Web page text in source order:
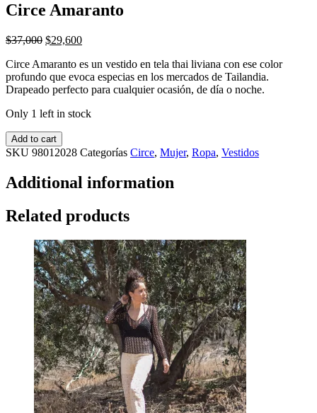
Circe Amaranto
$37,000 $29,600
Circe Amaranto es un vestido en tela thai liviana con ese color
profundo que evoca especias en los mercados de Tailandia.
Drapeado perfecto para cualquier ocasión, de día o noche.
Only 1 left in stock
Add to cart
SKU 98012028 Categorías Circe, Mujer, Ropa, Vestidos
Additional information
Related products